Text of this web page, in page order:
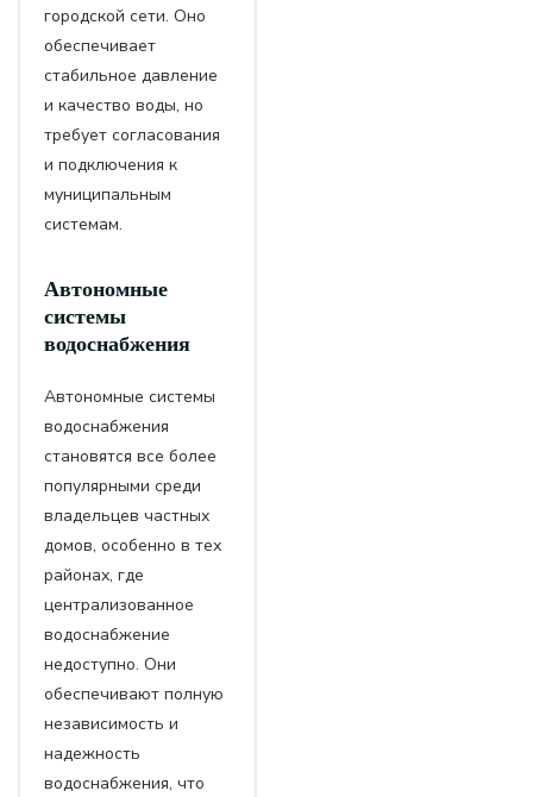
городской сети. Оно
обеспечивает
стабильное давление
и качество воды, но
требует согласования
и подключения к
муниципальным
системам.
Автономные
системы
водоснабжения
Автономные системы
водоснабжения
становятся все более
популярными среди
владельцев частных
домов, особенно в тех
районах, где
централизованное
водоснабжение
недоступно. Они
обеспечивают полную
независимость и
надежность
водоснабжения, что